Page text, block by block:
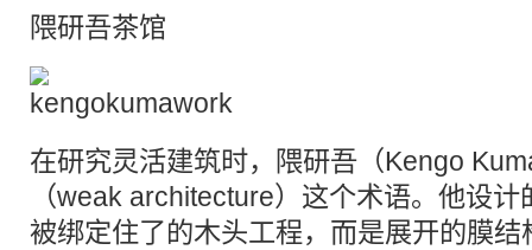
隈研吾茶馆
在研究灵活建筑时，隈研吾（Kengo
（weak architecture）这个术语。他设
被绑定住了的木头工程，而是展开的膜